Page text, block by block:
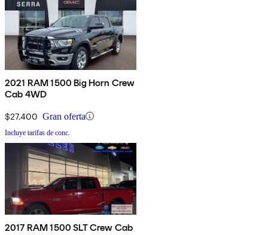
2021 RAM 1500 Big Horn Crew
Cab 4WD
$27,400 Gran oferta
Incluye tarifas de conc.
2017 RAM 1500 SLT Crew Cab